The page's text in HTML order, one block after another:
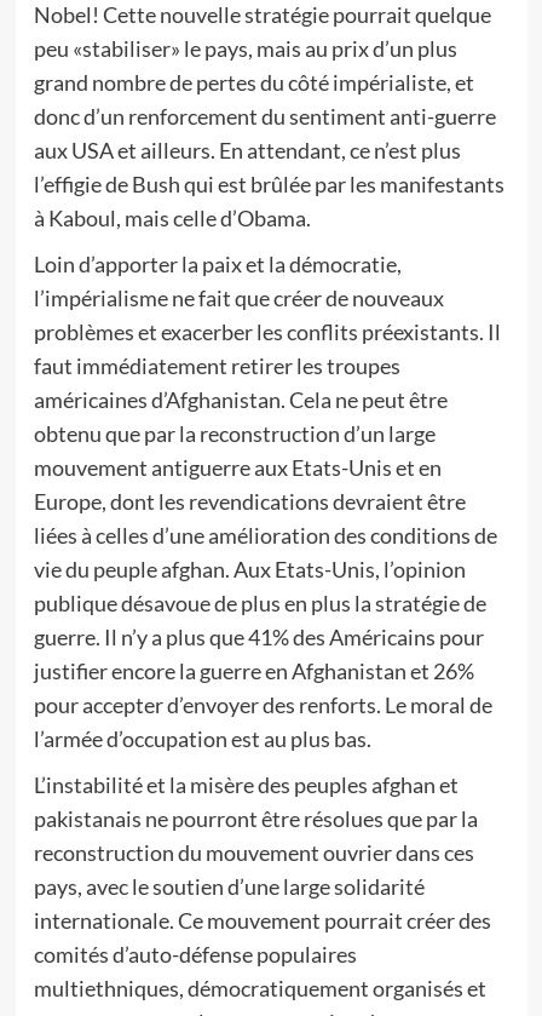
Nobel! Cette nouvelle stratégie pourrait quelque
peu «stabiliser» le pays, mais au prix d’un plus
grand nombre de pertes du côté impérialiste, et
donc d’un renforcement du sentiment anti-guerre
aux USA et ailleurs. En attendant, ce n’est plus
l’effigie de Bush qui est brûlée par les manifestants
à Kaboul, mais celle d’Obama.
Loin d’apporter la paix et la démocratie,
l’impérialisme ne fait que créer de nouveaux
problèmes et exacerber les conflits préexistants. Il
faut immédiatement retirer les troupes
américaines d’Afghanistan. Cela ne peut être
obtenu que par la reconstruction d’un large
mouvement antiguerre aux Etats-Unis et en
Europe, dont les revendications devraient être
liées à celles d’une amélioration des conditions de
vie du peuple afghan. Aux Etats-Unis, l’opinion
publique désavoue de plus en plus la stratégie de
guerre. Il n’y a plus que 41% des Américains pour
justifier encore la guerre en Afghanistan et 26%
pour accepter d’envoyer des renforts. Le moral de
l’armée d’occupation est au plus bas.
L’instabilité et la misère des peuples afghan et
pakistanais ne pourront être résolues que par la
reconstruction du mouvement ouvrier dans ces
pays, avec le soutien d’une large solidarité
internationale. Ce mouvement pourrait créer des
comités d’auto-défense populaires
multiethniques, démocratiquement organisés et